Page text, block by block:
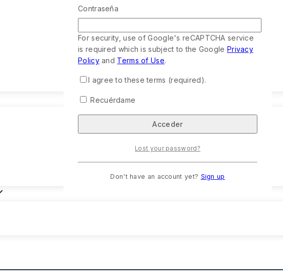
Contraseña
For security, use of Google's reCAPTCHA service
is required which is subject to the Google Privacy
Policyand Terms of Use.
I agree to these terms (required).
Recuérdame
Lost your password?
Don't have an account yet? Sign up